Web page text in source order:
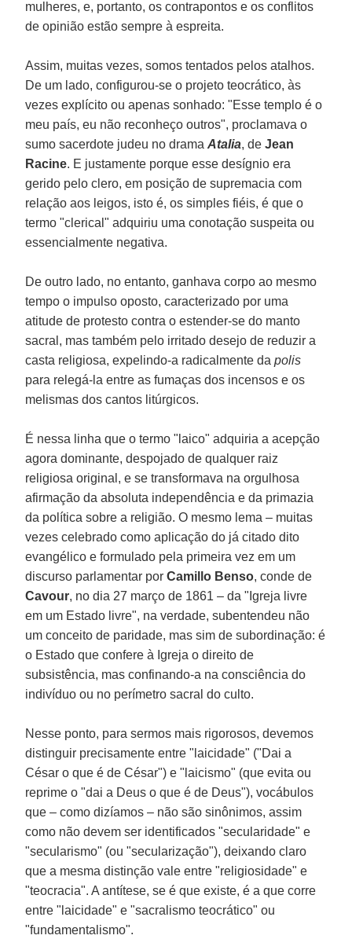
mulheres, e, portanto, os contrapontos e os conflitos
de opinião estão sempre à espreita.
Assim, muitas vezes, somos tentados pelos atalhos.
De um lado, configurou-se o projeto teocrático, às
vezes explícito ou apenas sonhado: "Esse templo é o
meu país, eu não reconheço outros", proclamava o
sumo sacerdote judeu no dramaAtalia, deJean
Racine. E justamente porque esse desígnio era
gerido pelo clero, em posição de supremacia com
relação aos leigos, isto é, os simples fiéis, é que o
termo "clerical" adquiriu uma conotação suspeita ou
essencialmente negativa.
De outro lado, no entanto, ganhava corpo ao mesmo
tempo o impulso oposto, caracterizado por uma
atitude de protesto contra o estender-se do manto
sacral, mas também pelo irritado desejo de reduzir a
casta religiosa, expelindo-a radicalmente dapolis
para relegá-la entre as fumaças dos incensos e os
melismas dos cantos litúrgicos.
É nessa linha que o termo "laico" adquiria a acepção
agora dominante, despojado de qualquer raiz
religiosa original, e se transformava na orgulhosa
afirmação da absoluta independência e da primazia
da política sobre a religião. O mesmo lema – muitas
vezes celebrado como aplicação do já citado dito
evangélico e formulado pela primeira vez em um
discurso parlamentar porCamillo Benso, conde de
Cavour, no dia 27 março de 1861 – da "Igreja livre
em um Estado livre", na verdade, subentendeu não
um conceito de paridade, mas sim de subordinação: é
o Estado que confere à Igreja o direito de
subsistência, mas confinando-a na consciência do
indivíduo ou no perímetro sacral do culto.
Nesse ponto, para sermos mais rigorosos, devemos
distinguir precisamente entre "laicidade" ("Dai a
César o que é de César") e "laicismo" (que evita ou
reprime o "dai a Deus o que é de Deus"), vocábulos
que – como dizíamos – não são sinônimos, assim
como não devem ser identificados "secularidade" e
"secularismo" (ou "secularização"), deixando claro
que a mesma distinção vale entre "religiosidade" e
"teocracia". A antítese, se é que existe, é a que corre
entre "laicidade" e "sacralismo teocrático" ou
"fundamentalismo".